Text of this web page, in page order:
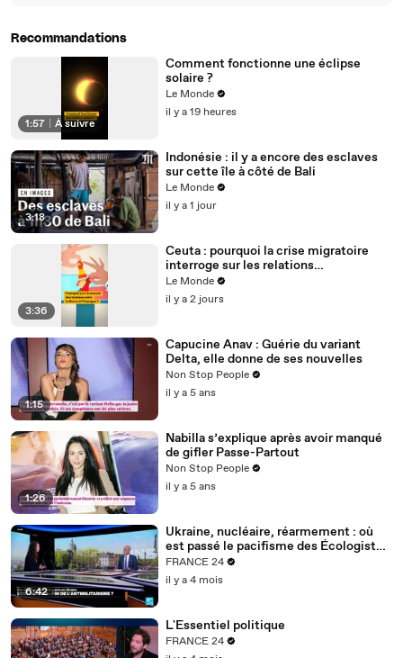
Recommandations
1:57 À suivre
Comment fonctionne une éclipse
solaire ?
Le Monde
il y a 19 heures
3:18
Indonésie : il y a encore des esclaves
sur cette île à côté de Bali
Le Monde
il y a 1 jour
3:36
Ceuta : pourquoi la crise migratoire
interroge sur les relations
diplomatiques entre le Maroc et
l’Espagne ?
Le Monde
il y a 2 jours
1:15
Capucine Anav : Guérie du variant
Delta, elle donne de ses nouvelles
Non Stop People
il y a 5 ans
1:26
Nabilla s’explique après avoir manqué
de gifler Passe-Partout
Non Stop People
il y a 5 ans
6:42
Ukraine, nucléaire, réarmement : où
est passé le pacifisme des Écologistes
?
FRANCE 24
il y a 4 mois
L'Essentiel politique
FRANCE 24